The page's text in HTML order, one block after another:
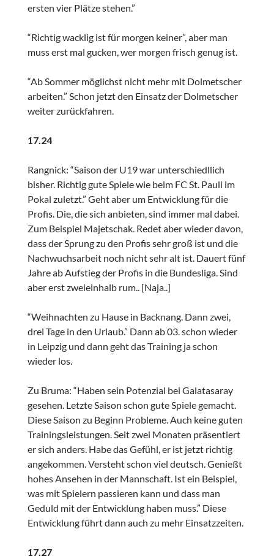
ersten vier Plätze stehen.”
“Richtig wacklig ist für morgen keiner”, aber man
muss erst mal gucken, wer morgen frisch genug ist.
“Ab Sommer möglichst nicht mehr mit Dolmetscher
arbeiten.” Schon jetzt den Einsatz der Dolmetscher
weiter zurückfahren.
17.24
Rangnick: “Saison der U19 war unterschiedllich
bisher. Richtig gute Spiele wie beim FC St. Pauli im
Pokal zuletzt.” Geht aber um Entwicklung für die
Profis. Die, die sich anbieten, sind immer mal dabei.
Zum Beispiel Majetschak. Redet aber wieder davon,
dass der Sprung zu den Profis sehr groß ist und die
Nachwuchsarbeit noch nicht sehr alt ist. Dauert fünf
Jahre ab Aufstieg der Profis in die Bundesliga. Sind
aber erst zweieinhalb rum.. [Naja..]
“Weihnachten zu Hause in Backnang. Dann zwei,
drei Tage in den Urlaub.” Dann ab 03. schon wieder
in Leipzig und dann geht das Training ja schon
wieder los.
Zu Bruma: “Haben sein Potenzial bei Galatasaray
gesehen. Letzte Saison schon gute Spiele gemacht.
Diese Saison zu Beginn Probleme. Auch keine guten
Trainingsleistungen. Seit zwei Monaten präsentiert
er sich anders. Habe das Gefühl, er ist jetzt richtig
angekommen. Versteht schon viel deutsch. Genießt
hohes Ansehen in der Mannschaft. Ist ein Beispiel,
was mit Spielern passieren kann und dass man
Geduld mit der Entwicklung haben muss.” Diese
Entwicklung führt dann auch zu mehr Einsatzzeiten.
17.27